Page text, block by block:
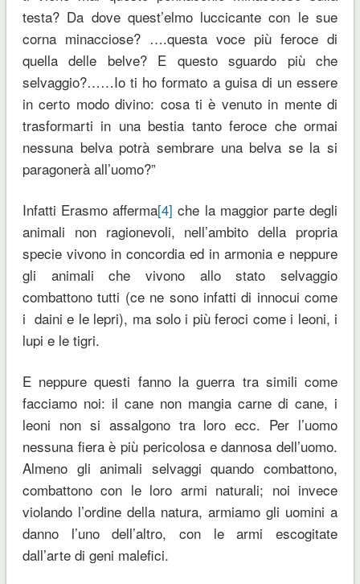
testa? Da dove quest’elmo luccicante con le sue
corna minacciose? ….questa voce più feroce di
quella delle belve? E questo sguardo più che
selvaggio?……Io ti ho formato a guisa di un essere
in certo modo divino: cosa ti è venuto in mente di
trasformarti in una bestia tanto feroce che ormai
nessuna belva potrà sembrare una belva se la si
paragonerà all’uomo?”
Infatti Erasmo afferma[4] che la maggior parte degli
animali non ragionevoli, nell’ambito della propria
specie vivono in concordia ed in armonia e neppure
gli animali che vivono allo stato selvaggio
combattono tutti (ce ne sono infatti di innocui come
i daini e le lepri), ma solo i più feroci come i leoni, i
lupi e le tigri.
E neppure questi fanno la guerra tra simili come
facciamo noi: il cane non mangia carne di cane, i
leoni non si assalgono tra loro ecc. Per l’uomo
nessuna fiera è più pericolosa e dannosa dell’uomo.
Almeno gli animali selvaggi quando combattono,
combattono con le loro armi naturali; noi invece
violando l’ordine della natura, armiamo gli uomini a
danno l’uno dell’altro, con le armi escogitate
dall’arte di geni malefici.